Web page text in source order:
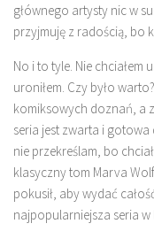
głównego artysty nic w
przyjmuję z radością, bo
No i to tyle. Nie
uroniłem. Czy było
komiksowych doznań, a
seria jest zwarta i
nie przekreślam, bo
klasyczny tom Marva
pokusił, aby wydać
najpopularniejsza seria w